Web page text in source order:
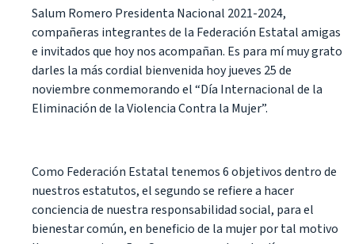
Salum Romero Presidenta Nacional 2021-2024,
compañeras integrantes de la Federación Estatal amigas
e invitados que hoy nos acompañan. Es para mí muy grato
darles la más cordial bienvenida hoy jueves 25 de
noviembre conmemorando el “Día Internacional de la
Eliminación de la Violencia Contra la Mujer”.
Como Federación Estatal tenemos 6 objetivos dentro de
nuestros estatutos, el segundo se refiere a hacer
conciencia de nuestra responsabilidad social, para el
bienestar común, en beneficio de la mujer por tal motivo